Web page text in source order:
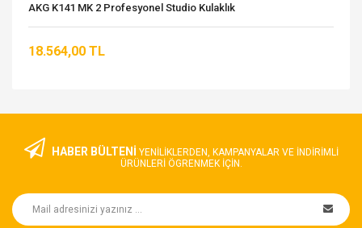
AKG K141 MK 2 Profesyonel Studio Kulaklık
18.564,00 TL
HABER BÜLTENİ YENILIKLERDEN, KAMPANYALAR VE INDIRIMLI
ÜRÜNLERI ÖGRENMEK IÇIN.